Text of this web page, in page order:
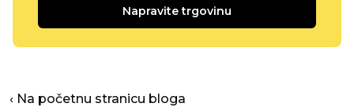
Napravite trgovinu
‹ Na početnu stranicu bloga